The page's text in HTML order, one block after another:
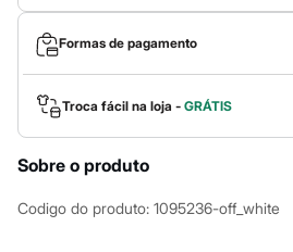
Jeans
Macacões
Saias
Shorts e Bermudas
Vestidos
Acessórios
Bolsas
Bijoux
Óculos
Formas de pagamento
Troca fácil na loja - GRÁTIS
Sobre o produto
Codigo do produto: 1095236-off_white